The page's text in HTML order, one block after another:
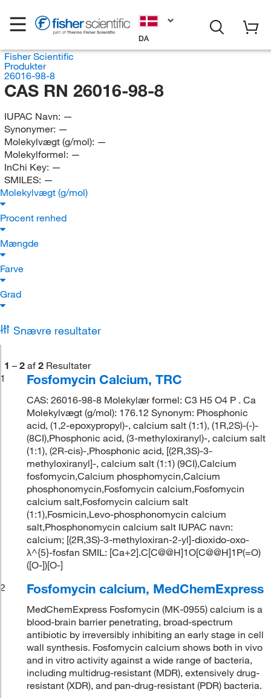
DA
Fisher Scientific
Produkter
26016-98-8
CAS RN 26016-98-8
IUPAC Navn: —
Synonymer: —
Molekylvægt (g/mol): —
Molekylformel: —
InChi Key: —
SMILES: —
Molekylvægt (g/mol)
Procent renhed
Mængde
Farve
Grad
Snævre resultater
1 – 2 af 2 Resultater
1
Fosfomycin Calcium, TRC
CAS: 26016-98-8 Molekylær formel: C3 H5 O4 P . Ca
Molekylvægt (g/mol): 176.12 Synonym: Phosphonic
acid, (1,2-epoxypropyl)-, calcium salt (1:1), (1R,2S)-(-)-
(8CI),Phosphonic acid, (3-methyloxiranyl)-, calcium salt
(1:1), (2R-cis)-,Phosphonic acid, [(2R,3S)-3-
methyloxiranyl]-, calcium salt (1:1) (9CI),Calcium
fosfomycin,Calcium phosphomycin,Calcium
phosphonomycin,Fosfomycin calcium,Fosfomycin
calcium salt,Fosfomycin calcium salt
(1:1),Fosmicin,Levo-phosphonomycin calcium
salt,Phosphonomycin calcium salt IUPAC navn:
calcium; [(2R,3S)-3-methyloxiran-2-yl]-dioxido-oxo-
λ^{5}-fosfan SMIL: [Ca+2].C[C@@H]1O[C@@H]1P(=O)
([O-])[O-]
2
Fosfomycin calcium, MedChemExpress
MedChemExpress Fosfomycin (MK-0955) calcium is a
blood-brain barrier penetrating, broad-spectrum
antibiotic by irreversibly inhibiting an early stage in cell
wall synthesis. Fosfomycin calcium shows both in vivo
and in vitro activity against a wide range of bacteria,
including multidrug-resistant (MDR), extensively drug-
resistant (XDR), and pan-drug-resistant (PDR) bacteria.